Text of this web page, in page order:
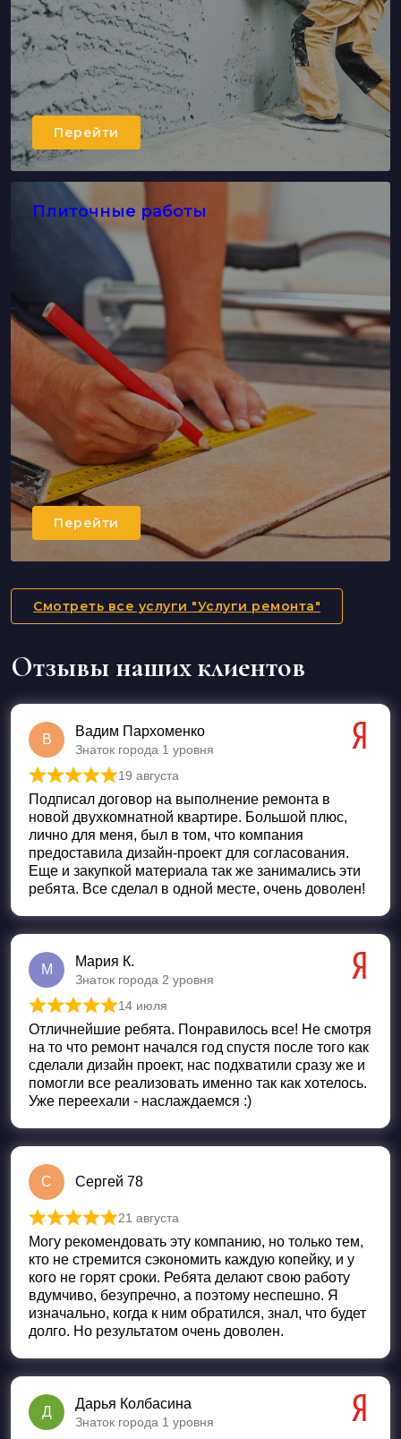
Перейти
Плиточные работы
Перейти
Смотреть все услуги "Услуги ремонта"
Отзывы наших клиентов
В
Вадим Пархоменко
Знаток города 1 уровня
Оценка5 из 5
19 августа
Подписал договор на выполнение ремонта в
новой двухкомнатной квартире. Большой плюс,
лично для меня, был в том, что компания
предоставила дизайн-проект для согласования.
Еще и закупкой материала так же занимались эти
ребята. Все сделал в одной месте, очень доволен!
М
Мария К.
Знаток города 2 уровня
Оценка 5 из 5
14 июля
Отличнейшие ребята. Понравилось все! Не смотря
на то что ремонт начался год спустя после того как
сделали дизайн проект, нас подхватили сразу же и
помогли все реализовать именно так как хотелось.
Уже переехали - наслаждаемся :)
С Сергей 78
Оценка5 из 5
21 августа
Могу рекомендовать эту компанию, но только тем,
кто не стремится сэкономить каждую копейку, и у
кого не горят сроки. Ребята делают свою работу
вдумчиво, безупречно, а поэтому неспешно. Я
изначально, когда к ним обратился, знал, что будет
долго. Но результатом очень доволен.
Д
Дарья Колбасина
Знаток города 1 уровня